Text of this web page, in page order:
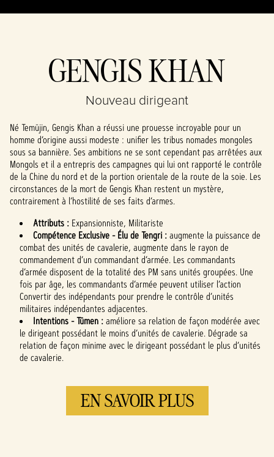
GENGIS KHAN
Nouveau dirigeant
Né Temüjin, Gengis Khan a réussi une prouesse incroyable pour un
homme d’origine aussi modeste : unifier les tribus nomades mongoles
sous sa bannière. Ses ambitions ne se sont cependant pas arrêtées aux
Mongols et il a entrepris des campagnes qui lui ont rapporté le contrôle
de la Chine du nord et de la portion orientale de la route de la soie. Les
circonstances de la mort de Gengis Khan restent un mystère,
contrairement à l’hostilité de ses faits d’armes.
Attributs : Expansionniste, Militariste
Compétence Exclusive - Élu de Tengri :augmente la puissance de
combat des unités de cavalerie, augmente dans le rayon de
commandement d’un commandant d’armée. Les commandants
d’armée disposent de la totalité des PM sans unités groupées. Une
fois par âge, les commandants d’armée peuvent utiliser l’action
Convertir des indépendants pour prendre le contrôle d’unités
militaires indépendantes adjacentes.
Intentions - Tümen :améliore sa relation de façon modérée avec
le dirigeant possédant le moins d’unités de cavalerie. Dégrade sa
relation de façon minime avec le dirigeant possédant le plus d’unités
de cavalerie.
EN SAVOIR PLUS